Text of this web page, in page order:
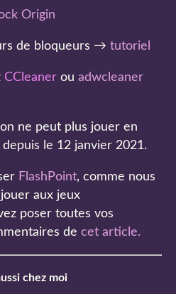
Origin
de bloqueurs → tutoriel
CCleaner ou adwcleaner
ne peut plus jouer en
depuis le 12 janvier 2021.
FlashPoint, comme nous
aux jeux
poser toutes vos
de cet article.
chez moi